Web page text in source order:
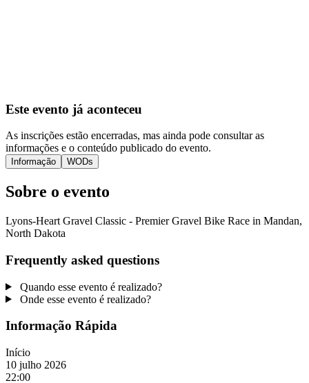
Este evento já aconteceu
As inscrições estão encerradas, mas ainda pode consultar as
informações e o conteúdo publicado do evento.
Informação WODs
Sobre o evento
Lyons-Heart Gravel Classic - Premier Gravel Bike Race in Mandan,
North Dakota
Frequently asked questions
Quando esse evento é realizado?
Onde esse evento é realizado?
Informação Rápida
Início
10 julho 2026
22:00